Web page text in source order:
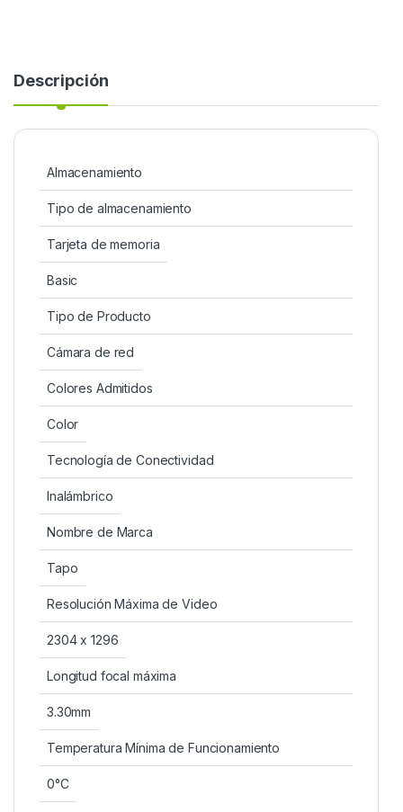
Descripción
Almacenamiento
Tipo de almacenamiento
Tarjeta de memoria
Basic
Tipo de Producto
Cámara de red
Colores Admitidos
Color
Tecnología de Conectividad
Inalámbrico
Nombre de Marca
Tapo
Resolución Máxima de Video
2304 x 1296
Longitud focal máxima
3.30mm
Temperatura Mínima de Funcionamiento
0°C